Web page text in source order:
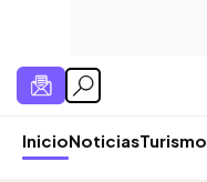
InicioNoticiasTurismo